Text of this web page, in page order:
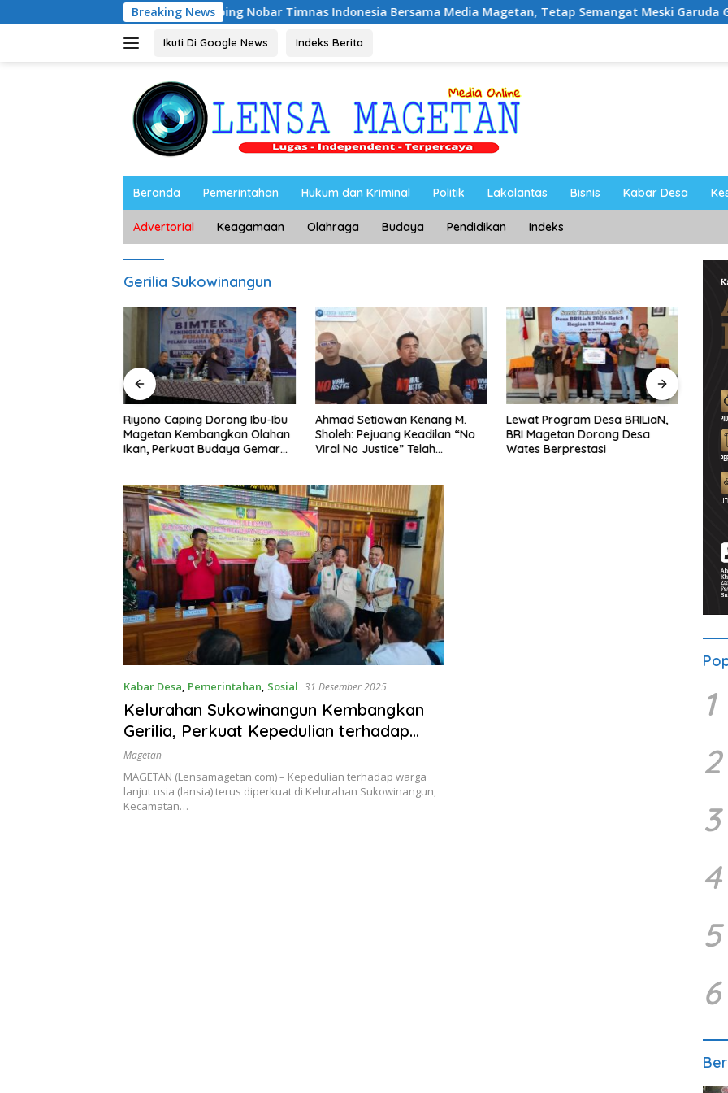
ke
Breaking News
Riyono Caping Nobar Timnas Indonesia Bersama Media Magetan, Tetap Semangat Meski Garuda Gagal Lolos
Ikuti Di Google News Indeks Berita
Beranda Pemerintahan Hukum dan Kriminal Politik Lakalantas Bisnis Kabar Desa
Advertorial Keagamaan Olahraga Budaya Pendidikan Indeks
Gerilia Sukowinangun
Riyono Caping Dorong Ibu-Ibu
Magetan Kembangkan Olahan
Ikan, Perkuat Budaya Gemar
Ahmad Setiawan Kenang M.
Sholeh: Pejuang Keadilan “No
Viral No Justice” Telah
Lewat Program Desa BRILiaN,
BRI Magetan Dorong Desa
Wates Berprestasi
Kabar Desa, Pemerintahan, Sosial 31 Desember 2025
Kelurahan Sukowinangun Kembangkan
Gerilia, Perkuat Kepedulian terhadap
Lansia
Magetan
MAGETAN (Lensamagetan.com) – Kepedulian terhadap warga
lanjut usia (lansia) terus diperkuat di Kelurahan Sukowinangun,
Kecamatan…
1
2
3
4
5
6